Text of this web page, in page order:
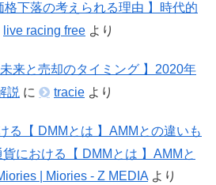
格下落の考えられる理由 】時代的
live racing free より
未来と売却のタイミング 】2020年
説 に tracie より
る【 DMMとは 】AMMとの違いも
における【 DMMとは 】AMMと
| Miories - Z MEDIA より